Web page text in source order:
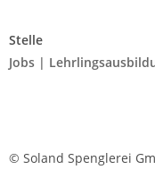
Stelle
Jobs |
© Soland Spenglerei